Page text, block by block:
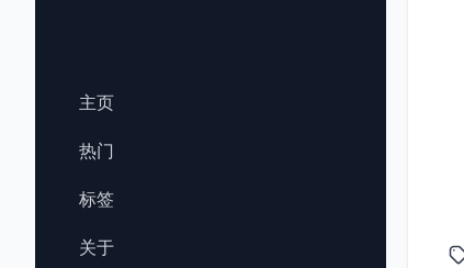
主页
热门
标签
关于